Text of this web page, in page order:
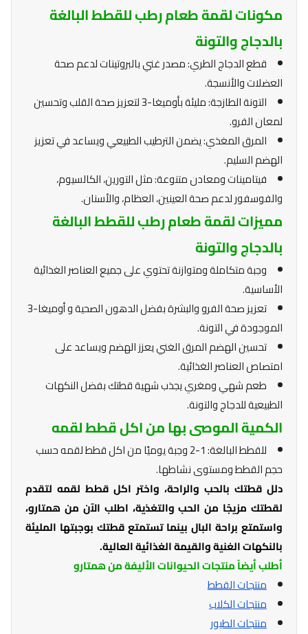
مكونات لقمة طعام رطب للقطط البالغة
بالدجاج والتونة
قطع الدجاج الطري: مصدر غني بالبروتينات لدعم صحة
العضلات والأنسجة.
التونة الطازجة: مليئة بأوميغا-3 لتعزيز صحة القلب وتحسين
لمعان الفرو.
المرق المغذي: يضمن الترطيب الطبيعي ويساعد في تعزيز
الهضم السليم.
فيتامينات ومعادن متنوعة: مثل التورين، الكالسيوم،
والفوسفور لدعم صحة العينين، العظام، والأسنان.
مميزات لقمة طعام رطب للقطط البالغة
بالدجاج والتونة
وجبة متكاملة ومتوازنة تحتوي على جميع العناصر الغذائية
الأساسية.
تعزيز صحة الفرو والبشرة بفضل الدهون الصحية و أوميغا-3
الموجودة في التونة.
تحسين الهضم المرق الغني يعزز الهضم ويساعد على
امتصاص العناصر الغذائية.
طعم شهي ومغري يجذب شهية قطتك بفضل النكهات
الطبيعية للدجاج والتونة.
الكمية الموصى بها من اكل قطط لقمه
للقطط البالغة: 1-2 وجبة يوميًا من اكل قطط لقمه حسب
حجم القطط ومستوى نشاطها.
دلل قطتك بالحب والراحة، واختر اكل قطط لقمه لتقدم
لقطتك مزيجًا من الحب والتغذية، اطلب الآن من همتارو،
واستمتع براحة البال بينما تستمتع قطتك بوجبتها المليئة
بالنكهات الغنية والقيمة الغذائية العالية.
أطلب أيضاً منتجات الحيوانات الأليفة من همتارو
منتجات القطط
منتجات الكلاب
منتجات الطيور